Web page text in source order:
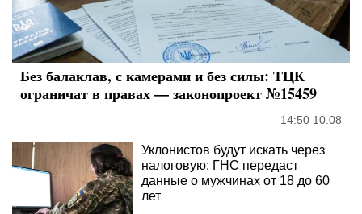
Без балаклав, с камерами и без силы: ТЦК
ограничат в правах — законопроект №15459
14:50 10.08
Уклонистов будут искать через
налоговую: ГНС передаст
данные о мужчинах от 18 до 60
лет